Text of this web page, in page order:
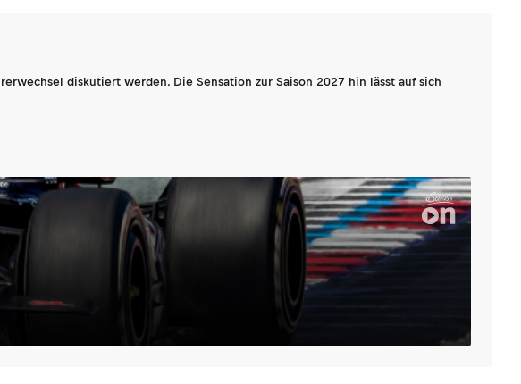
diskutiert werden. Die Sensation zur Saison 2027 hin lässt auf sich